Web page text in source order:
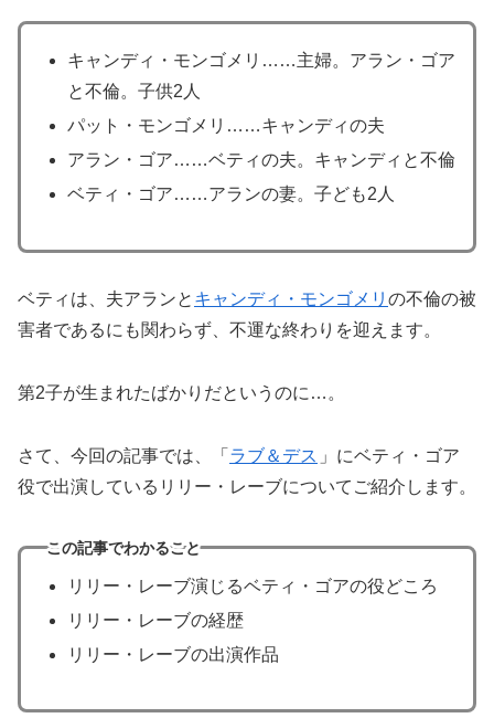
キャンディ・モンゴメリ……主婦。アラン・ゴア
と不倫。子供2人
パット・モンゴメリ……キャンディの夫
アラン・ゴア……ベティの夫。キャンディと不倫
ベティ・ゴア……アランの妻。子ども2人
ベティは、夫アランと キャンディ・モンゴメリ の不倫の被
害者であるにも関わらず、不運な終わりを迎えます。
第2子が生まれたばかりだというのに…。
さて、今回の記事では、「 ラブ＆デス 」にベティ・ゴア
役で出演しているリリー・レーブについてご紹介します。
この記事でわかること
リリー・レーブ演じるベティ・ゴアの役どころ
リリー・レーブの経歴
リリー・レーブの出演作品